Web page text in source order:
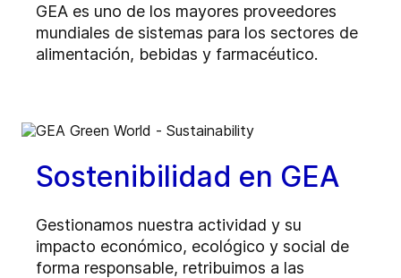
GEA es uno de los mayores proveedores
mundiales de sistemas para los sectores de
alimentación, bebidas y farmacéutico.
Sostenibilidad en GEA
Gestionamos nuestra actividad y su
impacto económico, ecológico y social de
forma responsable, retribuimos a las